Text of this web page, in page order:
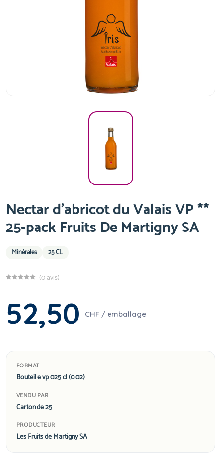
Nectar d'abricot du Valais VP **
25-pack Fruits De Martigny SA
Minérales 25 CL
(0 avis)
52,50 CHF / emballage
FORMAT
Bouteille vp 025 cl (0.02)
VENDU PAR
Carton de 25
PRODUCTEUR
Les Fruits de Martigny SA